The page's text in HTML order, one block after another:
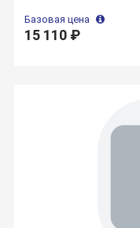
Базовая цена
15 110 ₽